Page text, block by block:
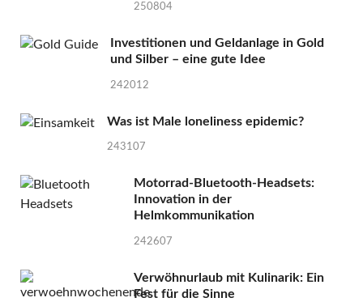
250804
Investitionen und Geldanlage in Gold
und Silber – eine gute Idee
242012
Was ist Male loneliness epidemic?
243107
Motorrad-Bluetooth-Headsets:
Innovation in der
Helmkommunikation
242607
Verwöhnurlaub mit Kulinarik: Ein
Fest für die Sinne